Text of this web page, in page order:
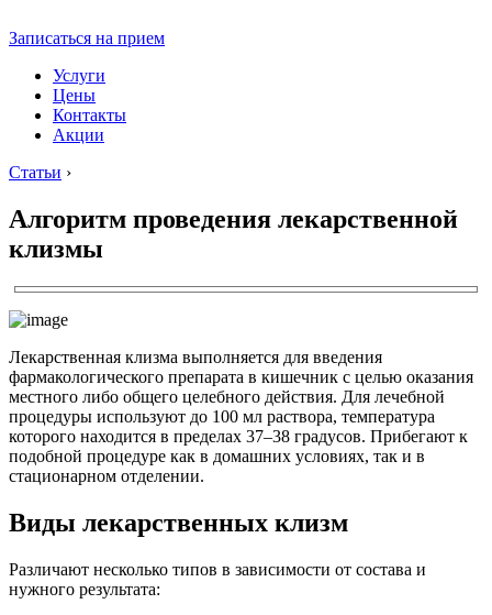
Записаться на прием
Услуги
Цены
Контакты
Акции
Статьи ›
Алгоритм проведения лекарственной
клизмы
Лекарственная клизма выполняется для введения
фармакологического препарата в кишечник с целью оказания
местного либо общего целебного действия. Для лечебной
процедуры используют до 100 мл раствора, температура
которого находится в пределах 37–38 градусов. Прибегают к
подобной процедуре как в домашних условиях, так и в
стационарном отделении.
Виды лекарственных клизм
Различают несколько типов в зависимости от состава и
нужного результата: